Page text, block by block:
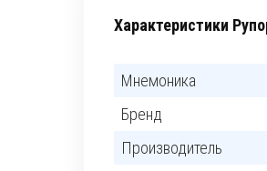
Характеристики
Мнемоника
Бренд
Производитель